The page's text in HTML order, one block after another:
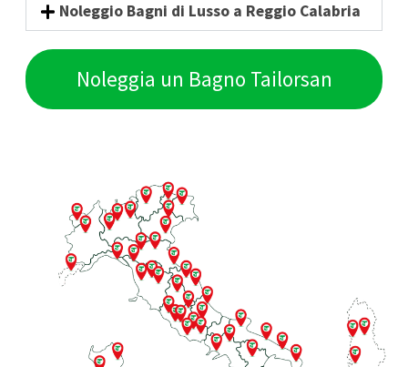
Noleggio Bagni di Lusso a Reggio Calabria
Noleggia un Bagno Tailorsan